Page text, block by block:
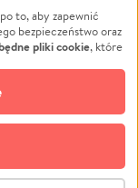
Edukacja
Podróż
Impreza
środowiska
Biznes
to, aby zapewnić
bezpieczeństwo oraz
pliki cookie, które
Możesz wyrazić
momencie masz
zgodami cookie”,
Opcjonalne pliki